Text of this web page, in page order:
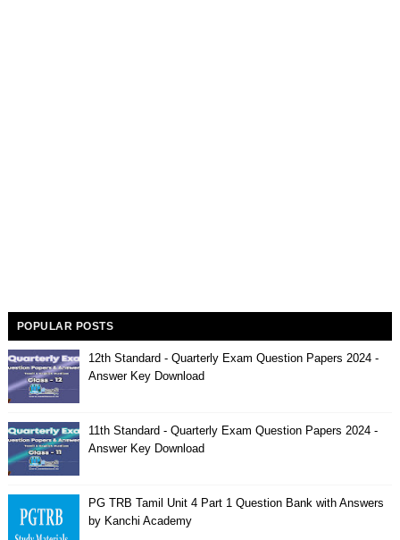
POPULAR POSTS
12th Standard - Quarterly Exam Question Papers 2024 -
Answer Key Download
11th Standard - Quarterly Exam Question Papers 2024 -
Answer Key Download
PG TRB Tamil Unit 4 Part 1 Question Bank with Answers
by Kanchi Academy